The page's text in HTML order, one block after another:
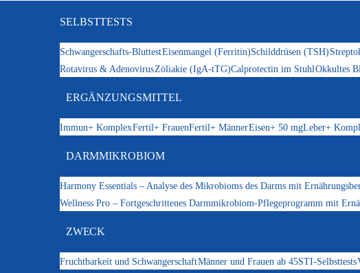
SELBSTTESTS
Schwangerschafts-BluttestEisenmangel (Ferritin)Schilddrüsen (TSH)
Rotavirus & AdenovirusZöliakie (IgA-tTG)Calprotectin im StuhlOkkultes
ERGÄNZUNGSMITTEL
Immun+ KomplexFertil+ FrauenFertil+ MännerEisen+ 50 mgLeber+
DARMMIKROBIOM
Harmony Essentials – Analyse des Mikrobioms des Darms mit
Wellness Pro – Fortgeschrittenes Darmmikrobiom-Pflegeprogramm mit
ZWECK
Fruchtbarkeit und SchwangerschaftMänner und Frauen ab 45STI-Selbsttests